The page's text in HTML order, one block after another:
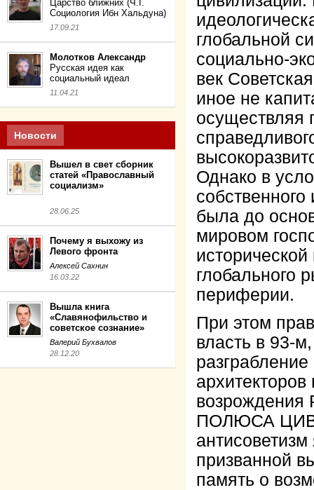
Царство ближних (Ч.I.
Социология Ибн Хальдуна)
17.09.21
Молотков Александр
Русская идея как
социальный идеал
11.04.21
Новости
Вышел в свет сборник
статей «Православный
социализм»
28.06.25
Почему я выхожу из
Левого фронта
Алексей Сахнин
16.03.22
Вышла книга
«Славянофильство и
советское сознание»
Валерий Бухвалов
28.12.20
глобальной
социально-
век
иное не
осуществляя
Однако в
собственного
была до
мировом
глобального
периферии.
При этом
власть в 93-
ПОЛЮСА
призванной
память о